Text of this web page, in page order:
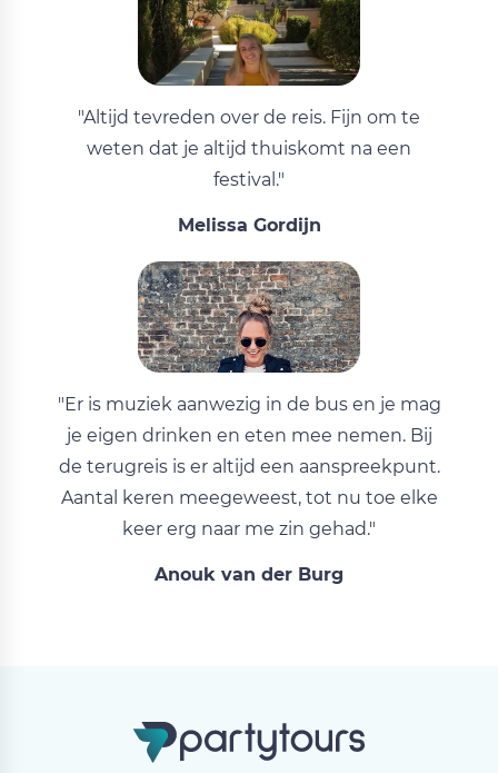
"Altijd tevreden over de reis. Fijn om te
weten dat je altijd thuiskomt na een
festival."
Melissa Gordijn
"Er is muziek aanwezig in de bus en je mag
je eigen drinken en eten mee nemen. Bij
de terugreis is er altijd een aanspreekpunt.
Aantal keren meegeweest, tot nu toe elke
keer erg naar me zin gehad."
Anouk van der Burg